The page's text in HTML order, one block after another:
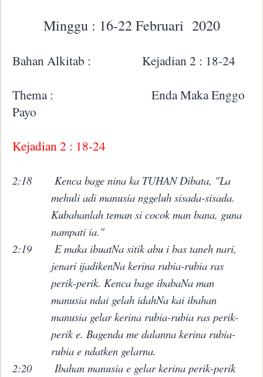
Minggu : 16-22 Februari 2020
Bahan Alkitab :
Kejadian 2 : 18-24
Thema :
Enda Maka Enggo
Payo
Kejadian 2 : 18-24
2:18
Kenca bage nina ka TUHAN Dibata, "La
mehuli adi manusia nggeluh sisada-sisada.
Kubahanlah teman si cocok man bana, guna
nampati ia."
2:19
E maka ibuatNa sitik abu i bas taneh nari,
jenari ijadikenNa kerina rubia-rubia ras
perik-perik. Kenca bage ibabaNa man
manusia ndai gelah idahNa kai ibahan
manusia gelar kerina rubia-rubia ras perik-
perik e. Bagenda me dalanna kerina rubia-
rubia e ndatken gelarna.
2:20
Ibahan manusia e gelar kerina perik-perik